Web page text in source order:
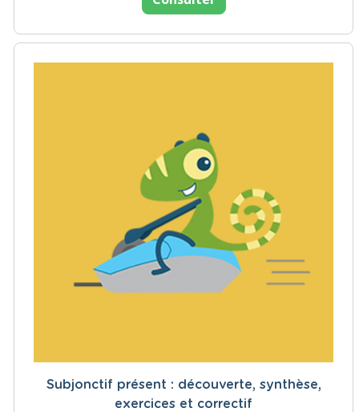
Subjonctif présent : découverte, synthèse,
exercices et correctif